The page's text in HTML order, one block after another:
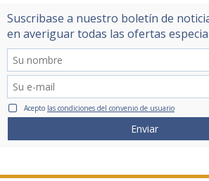
Suscribase a nuestro boletín de
en averiguar todas las ofertas
Acepto las condiciones del convenio de usuario
Enviar